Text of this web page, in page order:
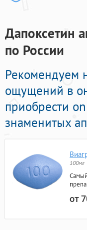
Дапоксетин
по России
Рекомендуем
ощущений в
приобрести
знаменитых
100мг
от